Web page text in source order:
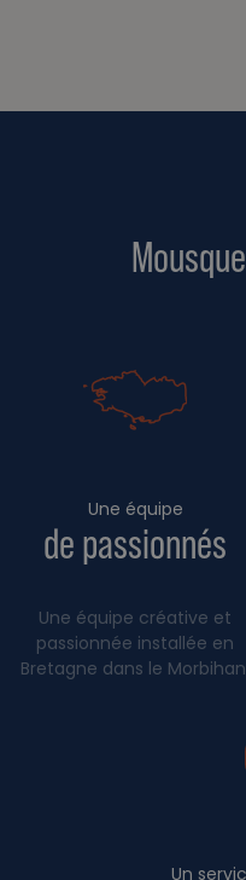
Une équipe
de passionnés
Une équipe créative et
passionnée installée en
Bretagne dans le
Un